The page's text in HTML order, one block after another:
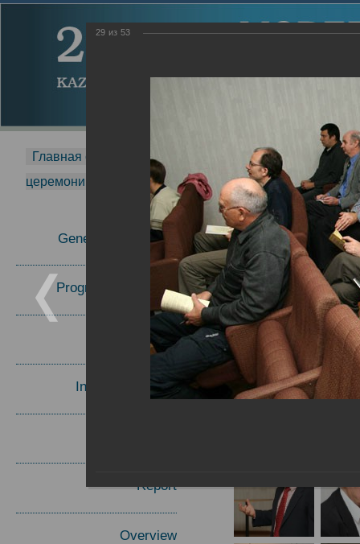
Главная страница - - Международная
церемонии вручения премии Zavoisky Award - 2006 г.
General Information
Program Committee
Topics
Invited Speakers
Report
Overview
Report
2006 г.
29 из 53